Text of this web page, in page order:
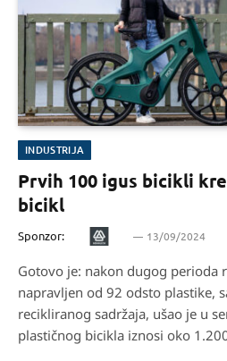
INDUSTRIJA
Prvih 100 igus bicikli
bicikl
Sponzor: 13/09/2024
Gotovo je: nakon dugog perioda
napravljen od 92 odsto plastike,
recikliranog sadržaja, ušao je u
plastičnog bicikla iznosi oko